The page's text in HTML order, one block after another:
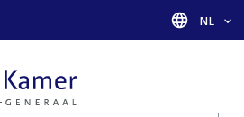
Taal
NL